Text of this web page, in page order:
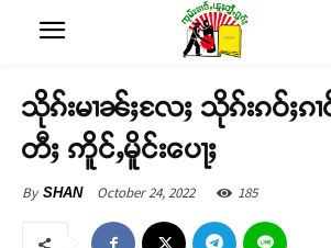
သိုၵ်းမၢၼ်ႈလႄႈ သိုၵ်းၵဝ်ႈၵ
တီႈ ဢိူင်ႇမိူင်းပေႃႈ
By SHAN October 24, 2022 185